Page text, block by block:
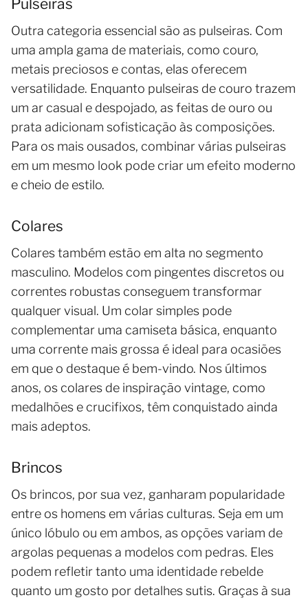
Pulseiras
Outra categoria essencial são as pulseiras. Com
uma ampla gama de materiais, como couro,
metais preciosos e contas, elas oferecem
versatilidade. Enquanto pulseiras de couro trazem
um ar casual e despojado, as feitas de ouro ou
prata adicionam sofisticação às composições.
Para os mais ousados, combinar várias pulseiras
em um mesmo look pode criar um efeito moderno
e cheio de estilo.
Colares
Colares também estão em alta no segmento
masculino. Modelos com pingentes discretos ou
correntes robustas conseguem transformar
qualquer visual. Um colar simples pode
complementar uma camiseta básica, enquanto
uma corrente mais grossa é ideal para ocasiões
em que o destaque é bem-vindo. Nos últimos
anos, os colares de inspiração vintage, como
medalhões e crucifixos, têm conquistado ainda
mais adeptos.
Brincos
Os brincos, por sua vez, ganharam popularidade
entre os homens em várias culturas. Seja em um
único lóbulo ou em ambos, as opções variam de
argolas pequenas a modelos com pedras. Eles
podem refletir tanto uma identidade rebelde
quanto um gosto por detalhes sutis. Graças à sua